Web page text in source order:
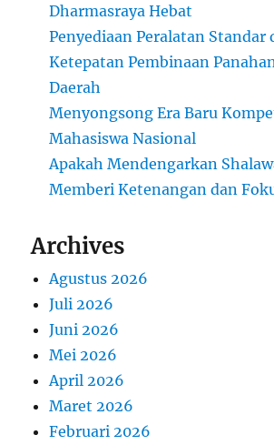
Dharmasraya Hebat
Penyediaan Peralatan Standar
Ketepatan Pembinaan
Daerah
Menyongsong Era Baru
Mahasiswa Nasional
Apakah Mendengarkan
Memberi Ketenangan dan
Archives
Agustus 2026
Juli 2026
Juni 2026
Mei 2026
April 2026
Maret 2026
Februari 2026